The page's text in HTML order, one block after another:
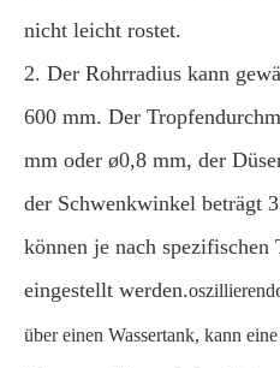
nicht leicht rostet.
2. Der Rohrradius kann
600 mm. Der
mm oder ø0,8 mm, der
der Schwenkwinkel beträgt
können je nach
eingestellt werden.oszillierend
über einen Wassertank, kann